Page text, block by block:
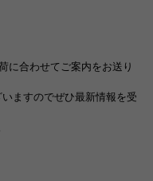
に合わせてご案内をお送り
ますのでぜひ最新情報を受